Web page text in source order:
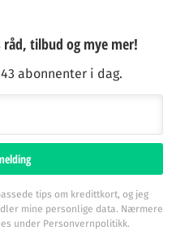
tilbud og mye mer!
abonnenter i dag.
tips om kredittkort, og jeg
mine personlige data. Nærmere
under Personvernpolitikk.